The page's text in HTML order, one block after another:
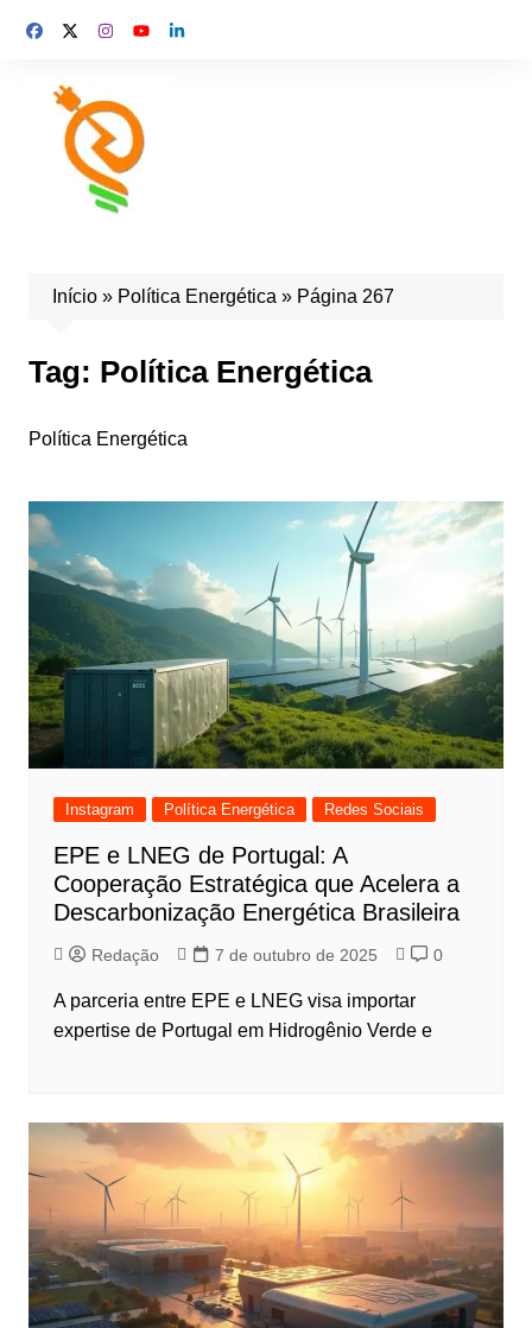
Início» Política Energética » Página 267
Tag: Política Energética
Política Energética
Instagram Política Energética Redes Sociais
EPE e LNEG de Portugal: A
Cooperação Estratégica que Acelera a
Descarbonização Energética Brasileira
Redação 7 de outubro de 2025 0
A parceria entre EPE e LNEG visa importar
expertise de Portugal em Hidrogênio Verde e